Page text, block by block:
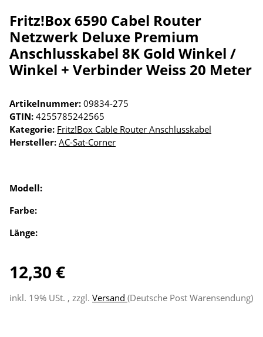
Fritz!Box 6590 Cabel Router
Netzwerk Deluxe Premium
Anschlusskabel 8K Gold Winkel /
Winkel + Verbinder Weiss 20 Meter
Artikelnummer: 09834-275
GTIN: 4255785242565
Kategorie: Fritz!Box Cable Router Anschlusskabel
Hersteller: AC-Sat-Corner
Modell:
Farbe:
Länge:
12,30 €
inkl. 19% USt. , zzgl. Versand (Deutsche Post Warensendung)